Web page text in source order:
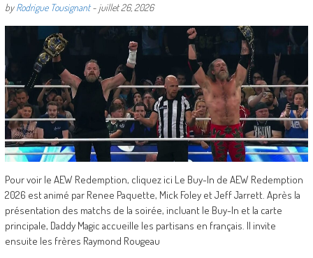
byRodrigue Tousignant- juillet 26, 2026
Pour voir le AEW Redemption, cliquez ici Le Buy-In de AEW Redemption
2026 est animé par Renee Paquette, Mick Foley et Jeff Jarrett. Après la
présentation des matchs de la soirée, incluant le Buy-In et la carte
principale, Daddy Magic accueille les partisans en français. Il invite
ensuite les frères Raymond Rougeau